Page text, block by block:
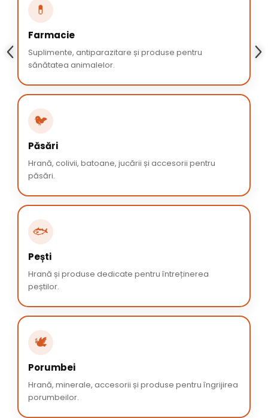
💊
Farmacie
Suplimente, antiparazitare și produse pentru
sănătatea animalelor.
🐦
Păsări
Hrană, colivii, batoane, jucării și accesorii pentru
păsări.
🐟
Pești
Hrană și produse dedicate pentru întreținerea
peștilor.
🕊️
Porumbei
Hrană, minerale, accesorii și produse pentru îngrijirea
porumbeilor.